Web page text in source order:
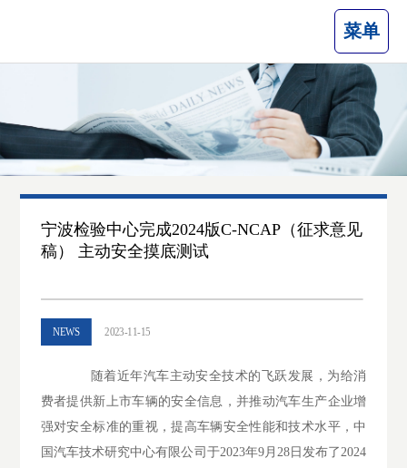
菜单
宁波检验中心完成2024版C-NCAP（征求意见
稿） 主动安全摸底测试
NEWS 2023-11-15
随着近年汽车主动安全技术的飞跃发展，为给消
费者提供新上市车辆的安全信息，并推动汽车生产企业增
强对安全标准的重视，提高车辆安全性能和技术水平，中
国汽车技术研究中心有限公司于2023年9月28日发布了2024